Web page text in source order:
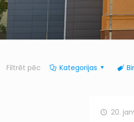
Filtrēt pēc Kategorijas
20.